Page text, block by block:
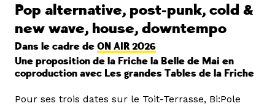
Pop alternative, post-punk, cold &
new wave, house, downtempo
Dans le cadre de ON AIR 2026
Une proposition de la Friche la Belle de Mai en
coproduction avec Les grandes Tables de la Friche
Pour ses trois dates sur le Toit-Terrasse, Bi:Pole